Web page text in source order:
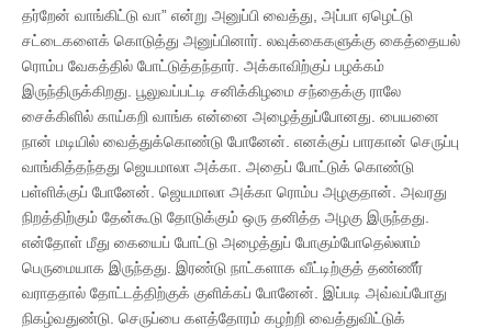
தர்றேன் வாங்கிட்டு வா” என்று அனுப்பி வைத்து, அப்பா ஏழெட்டு
சட்டைகளைக் கொடுத்து அனுப்பினார். லவுக்கைகளுக்கு கைத்தையல்
ரொம்ப வேகத்தில் போட்டுத்தந்தார். அக்காவிற்குப் பழக்கம்
இருந்திருக்கிறது. பூலுவப்பட்டி சனிக்கிழமை சந்தைக்கு ராலே
சைக்கிளில் காய்கறி வாங்க என்னை அழைத்துப்போனது. பையனை
நான் மடியில் வைத்துக்கொண்டு போனேன். எனக்குப் பாரகான் செருப்பு
வாங்கித்தந்தது ஜெயமாலா அக்கா. அதைப் போட்டுக் கொண்டு
பள்ளிக்குப் போனேன். ஜெயமாலா அக்கா ரொம்ப அழகுதான். அவரது
நிறத்திற்கும் தேன்கூடு தோடுக்கும் ஒரு தனித்த அழகு இருந்தது.
என்தோள் மீது கையைப் போட்டு அழைத்துப் போகும்போதெல்லாம்
பெருமையாக இருந்தது. இரண்டு நாட்களாக வீட்டிற்குத் தண்ணீர்
வராததால் தோட்டத்திற்குக் குளிக்கப் போனேன். இப்படி அவ்வப்போது
நிகழ்வதுண்டு. செருப்பை களத்தோரம் கழற்றி வைத்துவிட்டுக்